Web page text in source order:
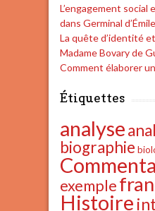
L’engagement
dans Germinal
La quête d’identité
Madame Bovary de
Comment élaborer
Étiquettes
analyse
biographie
exemple
Histoire